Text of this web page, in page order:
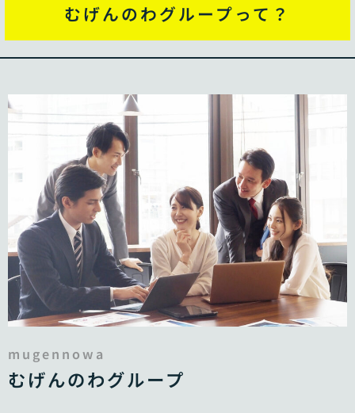
むげんのわグループって？
mugennowa
むげんのわグループ